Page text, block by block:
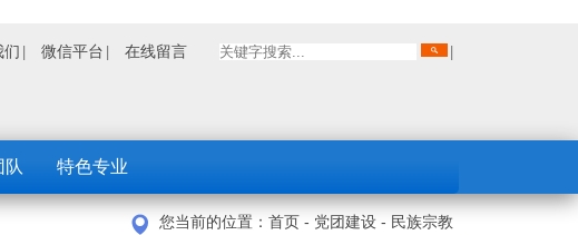
们 微信平台 在线留言
队 特色专业
您当前的位置： 首页 - 党团建设 - 民族宗教